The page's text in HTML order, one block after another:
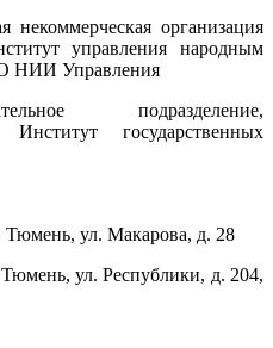
организация
управления народным
НИИ Управления
подразделение,
государственных
Тюмень, ул. Макарова, д. 28
ул. Республики, д. 204,